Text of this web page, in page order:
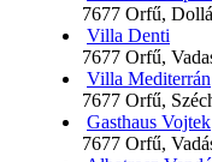
7677 Orfű,
Villa Denti
7677 Orfű,
Villa Mediterrán
7677 Orfű,
Gasthaus Vojtek
7677 Orfű,